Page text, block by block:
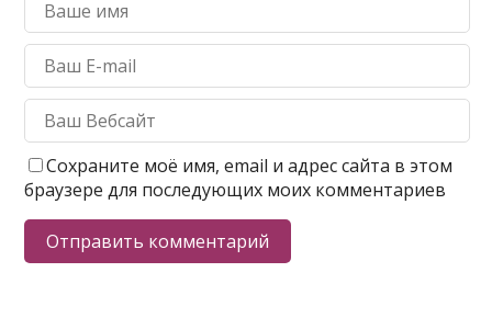
Сохраните моё имя, email и адрес сайта в этом
браузере для последующих моих комментариев